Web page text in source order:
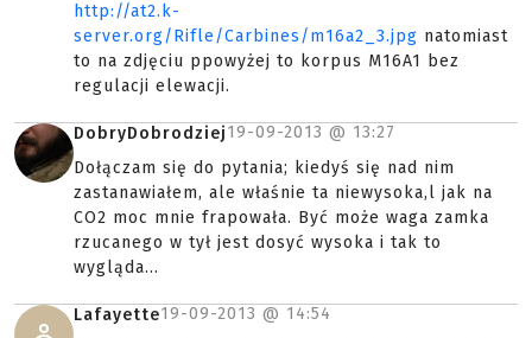
http://at2.k-
server.org/Rifle/Carbines/m16a2_3.jpg natomiast
to na zdjęciu ppowyżej to korpus M16A1 bez
regulacji elewacji.
DobryDobrodziej19-09-2013 @ 13:27
Dołączam się do pytania; kiedyś się nad nim
zastanawiałem, ale właśnie ta niewysoka,l jak na
CO2 moc mnie frapowała. Być może waga zamka
rzucanego w tył jest dosyć wysoka i tak to
wygląda...
Lafayette19-09-2013 @ 14:54